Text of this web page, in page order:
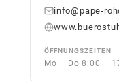
info@pape-
ÖFFNUNGSZEITEN
Mo – Do 8:00 –